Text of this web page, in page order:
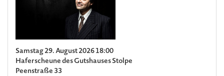
Samstag 29. August 2026 18:00
Haferscheune des Gutshauses Stolpe
Peenstraße 33